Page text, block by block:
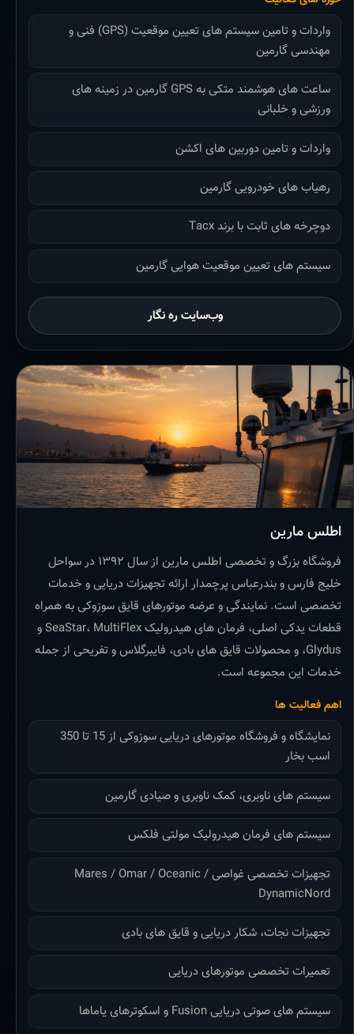
واردات و تامین سیستم های تعیین موقعیت (GPS) فنی و
مهندسی گارمین
ساعت های هوشمند متکی به GPS گارمین در زمینه های
ورزشی و خلبانی
واردات و تامین دوربین های اکشن
رهیاب های خودرویی گارمین
دوچرخه های ثابت با برند Tacx
سیستم های تعیین موقعیت هوایی گارمین
وب‌سایت ره نگار
اطلس مارین
فروشگاه بزرگ و تخصصی اطلس مارین از سال ۱۳۹۲ در سواحل
خلیج فارس و بندرعباس پرچمدار ارائه تجهیزات دریایی و خدمات
تخصصی است. نمایندگی و عرضه موتورهای قایق سوزوکی به همراه
قطعات یدکی اصلی، فرمان های هیدرولیک SeaStar، MultiFlex و
Glydus، و محصولات قایق های بادی، فایبرگلاس و تفریحی از جمله
خدمات این مجموعه است.
اهم فعالیت ها
نمایشگاه و فروشگاه موتورهای دریایی سوزوکی از 15 تا 350
اسب بخار
سیستم های ناوبری، کمک ناوبری و صیادی گارمین
سیستم های فرمان هیدرولیک مولتی فلکس
تجهیزات تخصصی غواصی Mares / Omar / Oceanic /
DynamicNord
تجهیزات نجات، شکار دریایی و قایق های بادی
تعمیرات تخصصی موتورهای دریایی
سیستم های صوتی دریایی Fusion و اسکوترهای یاماها